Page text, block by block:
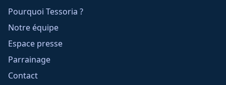
Pourquoi Tessoria ?
Notre équipe
Espace presse
Parrainage
Contact